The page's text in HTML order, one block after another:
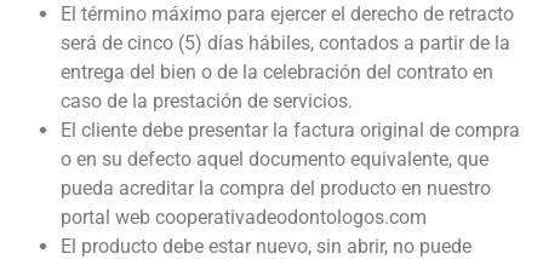
El término máximo para ejercer el derecho de retracto
será de cinco (5) días hábiles, contados a partir de la
entrega del bien o de la celebración del contrato en
caso de la prestación de servicios.
El cliente debe presentar la factura original de compra
o en su defecto aquel documento equivalente, que
pueda acreditar la compra del producto en nuestro
portal web cooperativadeodontologos.com
El producto debe estar nuevo, sin abrir, no puede